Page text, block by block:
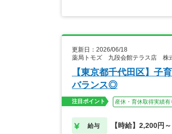
更新日：2026/06/18
薬局トモズ 九段会館テラス店 株
【東京都千代田区】子
バランス◎
注目ポイント 産休・育休取得実績有
給与 【時給】2,200円～